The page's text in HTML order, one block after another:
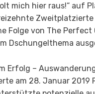
mich hier raus!“ auf
Zweitplatzierte
Folge von The Perfect
Dschungelthema
Erfolg –
am 28. Januar 2019